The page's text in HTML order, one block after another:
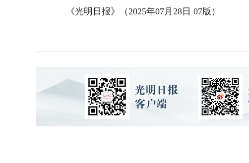
《光明日报》（2025年07月28日 07版）